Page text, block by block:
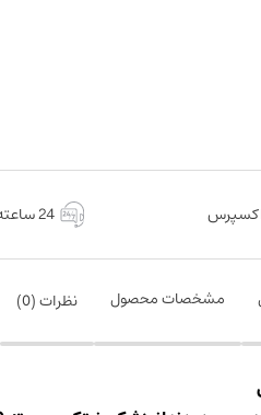
24 ساعته 7 روز هفته
مشخصات محصول نظرات (0
)